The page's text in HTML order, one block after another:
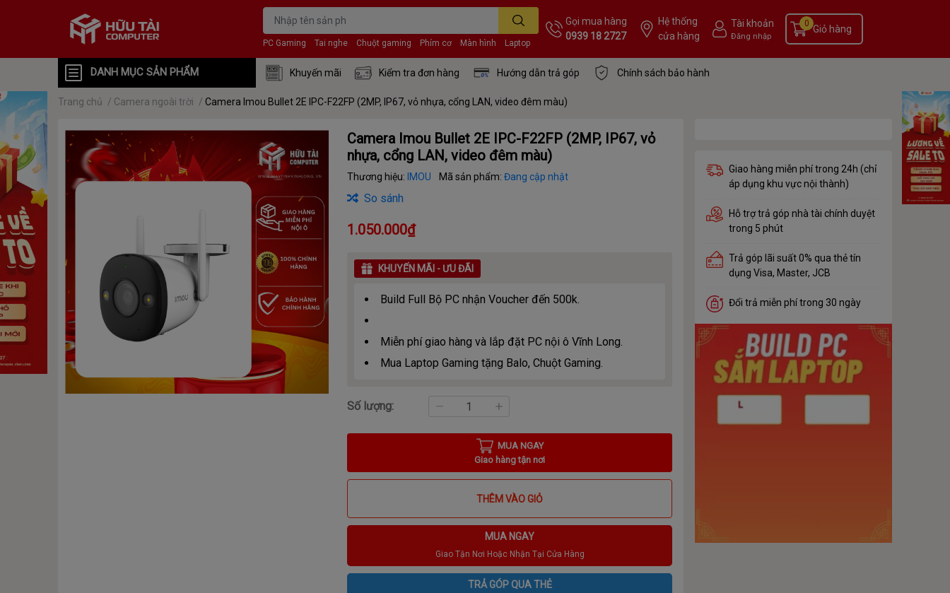
PC Gaming Tai nghe Chuột gaming Phím cơ Màn hình Laptop
Gọi mua hàng
0939 18 2727
Hệ thống
cửa hàng
Tài khoản
Đăng nhập
Giỏ hàng
0
DANH MỤC SẢN PHẨM Khuyến mãi Kiểm tra đơn hàng Hướng dẫn trả góp Chính sách bảo hành
Trang chủ / Camera ngoài trời / Camera Imou Bullet 2E IPC-F22FP (2MP, IP67, vỏ nhựa, cổng LAN, video đêm màu)
Camera Imou Bullet 2E IPC-F22FP (2MP, IP67, vỏ
nhựa, cổng LAN, video đêm màu)
Thương hiệu: IMOU Mã sản phẩm:Đang cập nhật
So sánh
1.050.000₫
KHUYẾN MÃI - ƯU ĐÃI
Build Full Bộ PC nhận Voucher đến 500k.
Miễn phí giao hàng và lắp đặt PC nội ô Vĩnh Long.
Mua Laptop Gaming tặng Balo, Chuột Gaming.
Số lượng:
MUA NGAY
Giao hàng tận nơi
THÊM VÀO GIỎ
MUA NGAY
Giao Tận Nơi Hoặc Nhận Tại Cửa Hàng
TRẢ GÓP QUA THẺ
Giao hàng miễn phí trong 24h (chỉ
áp dụng khu vực nội thành)
Hỗ trợ trả góp nhà tài chính duyệt
trong 5 phút
Trả góp lãi suất 0% qua thẻ tín
dụng Visa, Master, JCB
Đổi trả miễn phí trong 30 ngày